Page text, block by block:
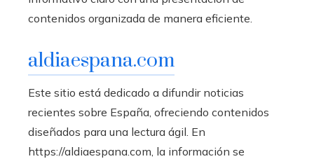
contenidos organizada de manera eficiente.
aldiaespana.com
Este sitio está dedicado a difundir noticias
recientes sobre España, ofreciendo contenidos
diseñados para una lectura ágil. En
https://aldiaespana.com, la información se